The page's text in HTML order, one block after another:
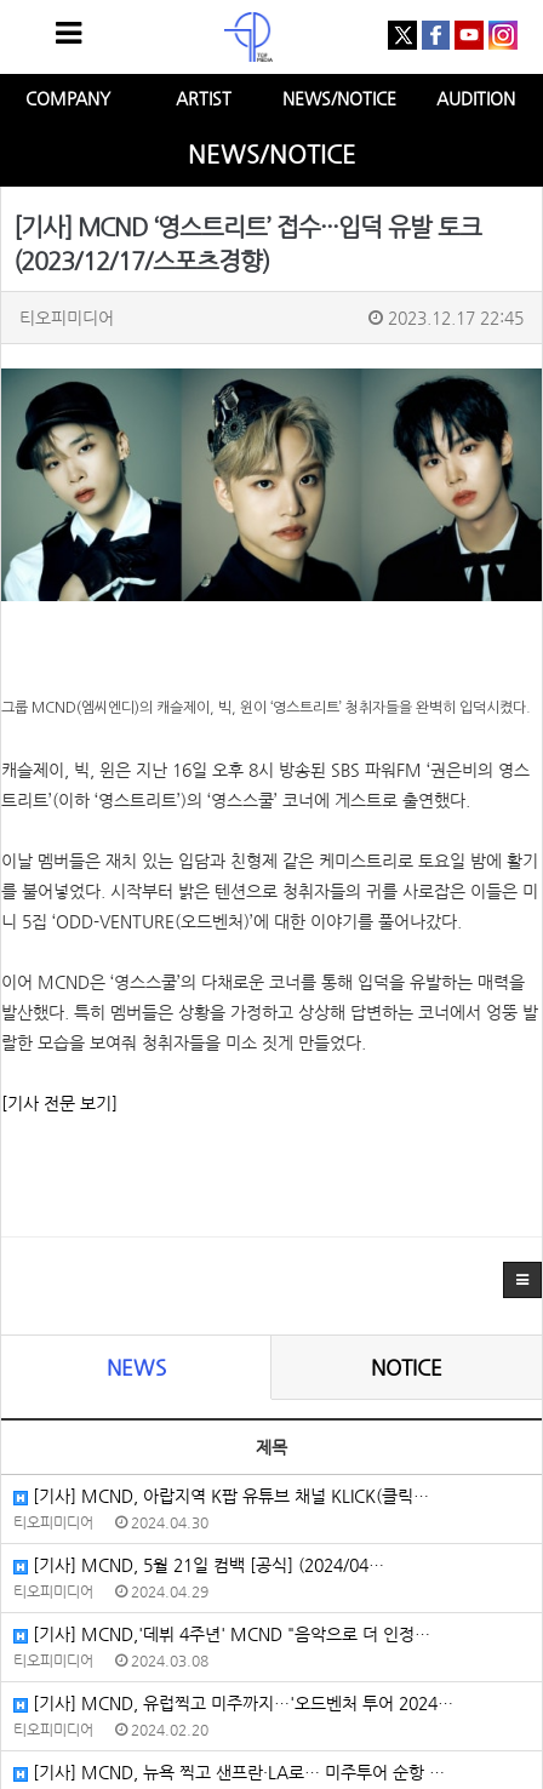
COMPANY ARTIST NEWS/NOTICE AUDITION
NEWS/NOTICE
[기사] MCND ‘영스트리트’ 접수···입덕 유발 토크
(2023/12/17/스포츠경향)
티오피미디어 2023.12.17 22:45
그룹 MCND(엠씨엔디)의 캐슬제이, 빅, 윈이 ‘영스트리트’ 청취자들을 완벽히 입덕시켰다.
캐슬제이, 빅, 윈은 지난 16일 오후 8시 방송된 SBS 파워FM ‘권은비의 영스
트리트’(이하 ‘영스트리트’)의 ‘영스스쿨’ 코너에 게스트로 출연했다.
이날 멤버들은 재치 있는 입담과 친형제 같은 케미스트리로 토요일 밤에 활기
를 불어넣었다. 시작부터 밝은 텐션으로 청취자들의 귀를 사로잡은 이들은 미
니 5집 ‘ODD-VENTURE(오드벤처)’에 대한 이야기를 풀어나갔다.
이어 MCND은 ‘영스스쿨’의 다채로운 코너를 통해 입덕을 유발하는 매력을
발산했다. 특히 멤버들은 상황을 가정하고 상상해 답변하는 코너에서 엉뚱 발
랄한 모습을 보여줘 청취자들을 미소 짓게 만들었다.
[기사 전문 보기]
NEWS NOTICE
제목
[기사] MCND, 아랍지역 K팝 유튜브 채널 KLICK(클릭…
티오피미디어 2024.04.30
[기사] MCND, 5월 21일 컴백 [공식] (2024/04…
티오피미디어 2024.04.29
[기사] MCND,'데뷔 4주년' MCND "음악으로 더 인정…
티오피미디어 2024.03.08
[기사] MCND, 유럽찍고 미주까지…'오드벤처 투어 2024…
티오피미디어 2024.02.20
[기사] MCND, 뉴욕 찍고 샌프란·LA로… 미주투어 순항 …